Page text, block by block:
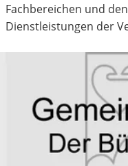
Fachbereichen und
Dienstleistungen der